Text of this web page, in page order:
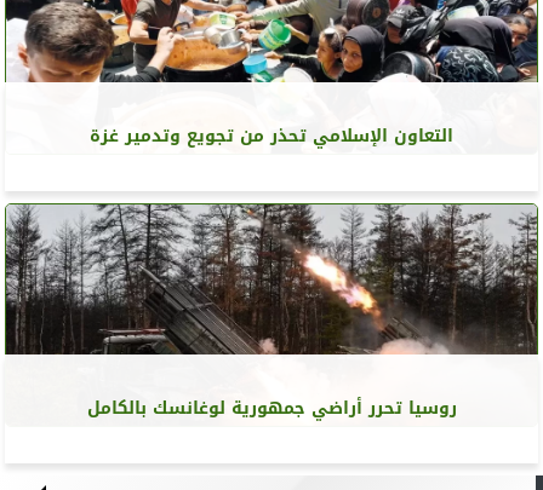
التعاون الإسلامي تحذر من تجويع وتدمير غزة
روسيا تحرر أراضي جمهورية لوغانسك بالكامل